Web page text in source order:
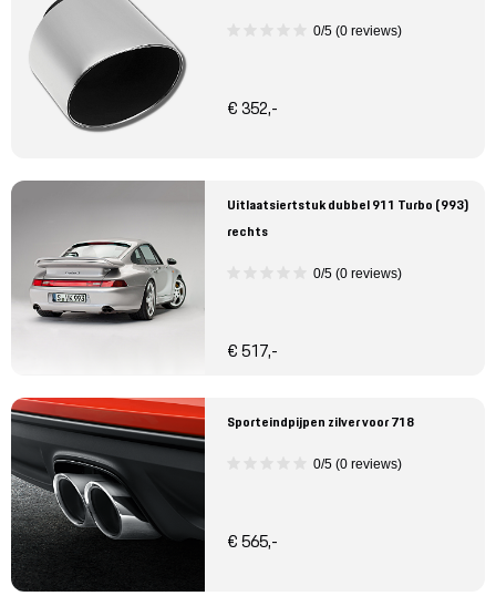
0/5 (0 reviews)
€ 352,-
Uitlaatsiertstuk dubbel 911 Turbo (993)
rechts
0/5 (0 reviews)
€ 517,-
Sporteindpijpen zilver voor 718
0/5 (0 reviews)
€ 565,-